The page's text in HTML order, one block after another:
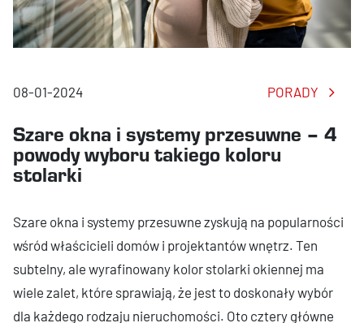
08-01-2024 PORADY
Szare okna i systemy przesuwne – 4
powody wyboru takiego koloru
stolarki
Szare okna i systemy przesuwne zyskują na popularności
wśród właścicieli domów i projektantów wnętrz. Ten
subtelny, ale wyrafinowany kolor stolarki okiennej ma
wiele zalet, które sprawiają, że jest to doskonały wybór
dla każdego rodzaju nieruchomości. Oto cztery główne